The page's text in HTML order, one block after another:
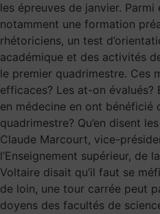
les épreuves de janvier.
notamment une formation
rhétoriciens, un test
académique et des activités
le premier quadrimestre. Ces
efficaces? Les at-on
en médecine en ont bénéficié
quadrimestre? Qu’en disent
Claude Marcourt, vice-
l’Enseignement supérieur, de
Voltaire disait qu’il faut se
de loin, une tour carrée peut
doyens des facultés de